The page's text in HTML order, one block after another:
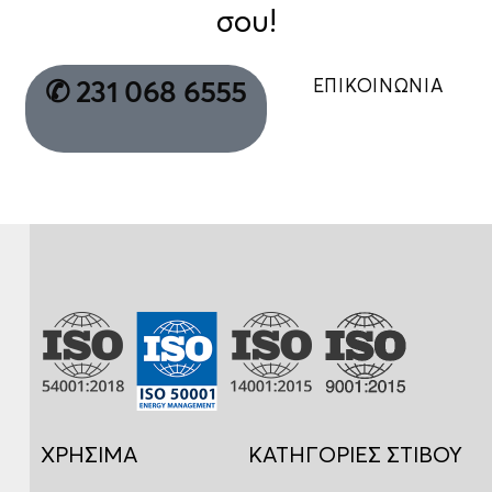
σου!
✆ 231 068 6555 ΕΠΙΚΟΙΝΩΝΙΑ
ΧΡΗΣΙΜΑ ΚΑΤΗΓΟΡΙΕΣ ΣΤΙΒΟΥ